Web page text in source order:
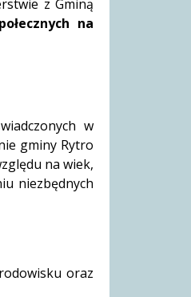
z Gminą
na
w
gminy Rytro
na wiek,
niezbędnych
oraz